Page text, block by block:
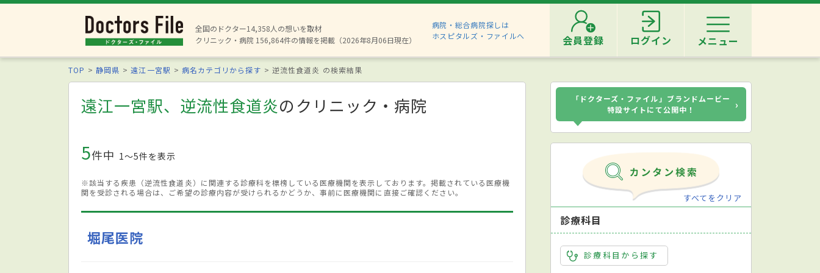
全国のドクター14,358人の想いを取材
クリニック・病院 156,864件の情報を掲載（2026年8月06日現在）
病院・総合病院探しは
ホスピタルズ・ファイルへ
会員登録 ログイン メニュー
TOP 静岡県 遠江一宮駅 病名カテゴリから探す 逆流性食道炎 の検索結果
遠江一宮駅、逆流性食道炎のクリニック・病院
5件中 1〜5件を表示
※該当する疾患（逆流性食道炎）に関連する診療科を標榜している医療機関を表示しております。掲載されている医療機
関を受診される場合は、ご希望の診療内容が受けられるかどうか、事前に医療機関に直接ご確認ください。
堀尾医院
「ドクターズ・ファイル」ブランドムービー
特設サイトにて公開中！
›
すべてをクリア
診療科目
診療科目から探す